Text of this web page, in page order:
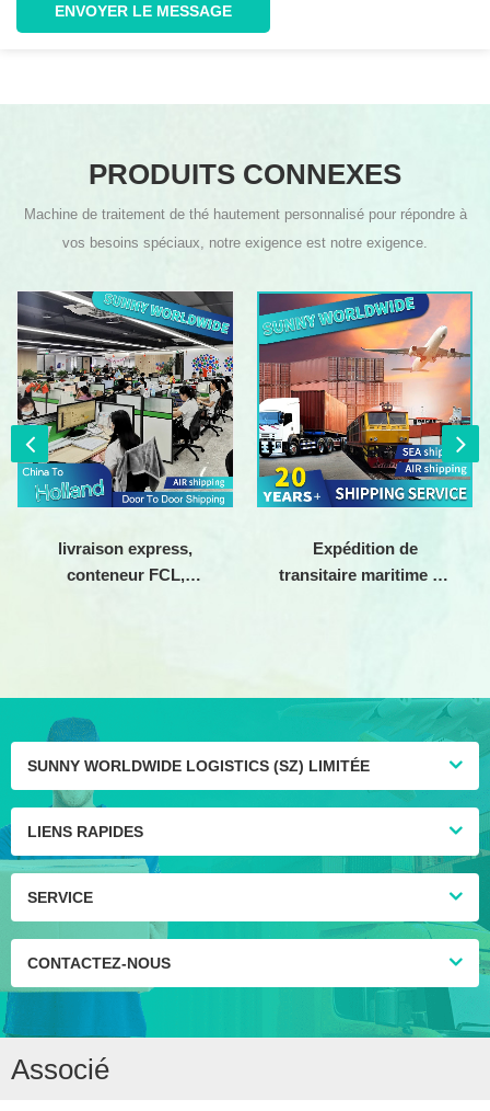
ENVOYER LE MESSAGE
PRODUITS CONNEXES
Machine de traitement de thé hautement personnalisé pour répondre à
vos besoins spéciaux, notre exigence est notre exigence.
livraison express,
conteneur FCL,
Expédition de
transitaire maritime de
SUNNY WORLDWIDE LOGISTICS (SZ) LIMITÉE
LIENS RAPIDES
SERVICE
CONTACTEZ-NOUS
Associé